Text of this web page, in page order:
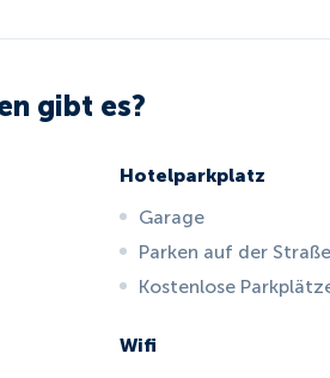
gibt es?
Hotelparkplatz
Garage
Parken auf der Straße
Kostenlose
Wifi